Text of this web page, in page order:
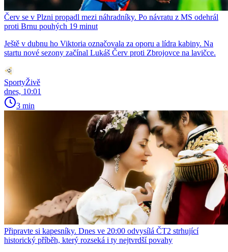
Červ se v Plzni propadl mezi náhradníky. Po návratu z MS odehrál
proti Brnu pouhých 19 minut
Ještě v dubnu ho Viktoria označovala za oporu a lídra kabiny. Na
startu nové sezony začínal Lukáš Červ proti Zbrojovce na lavičce.
SportyŽivě
dnes, 10:01
3 min
Připravte si kapesníky. Dnes ve 20:00 odvysílá ČT2 strhující
historický příběh, který rozseká i ty nejtvrdší povahy